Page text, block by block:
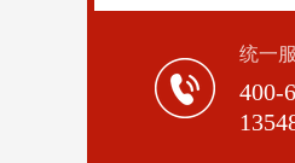
统一
400-